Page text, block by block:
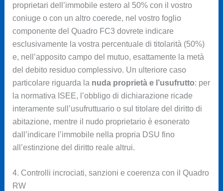
proprietari dell’immobile estero al 50% con il vostro
coniuge o con un altro coerede, nel vostro foglio
componente del Quadro FC3 dovrete indicare
esclusivamente la vostra percentuale di titolarità (50%)
e, nell’apposito campo del mutuo, esattamente la metà
del debito residuo complessivo. Un ulteriore caso
particolare riguarda la nuda proprietà e l’usufrutto: per
la normativa ISEE, l’obbligo di dichiarazione ricade
interamente sull’usufruttuario o sul titolare del diritto di
abitazione, mentre il nudo proprietario è esonerato
dall’indicare l’immobile nella propria DSU fino
all’estinzione del diritto reale altrui.
4. Controlli incrociati, sanzioni e coerenza con il Quadro
RW